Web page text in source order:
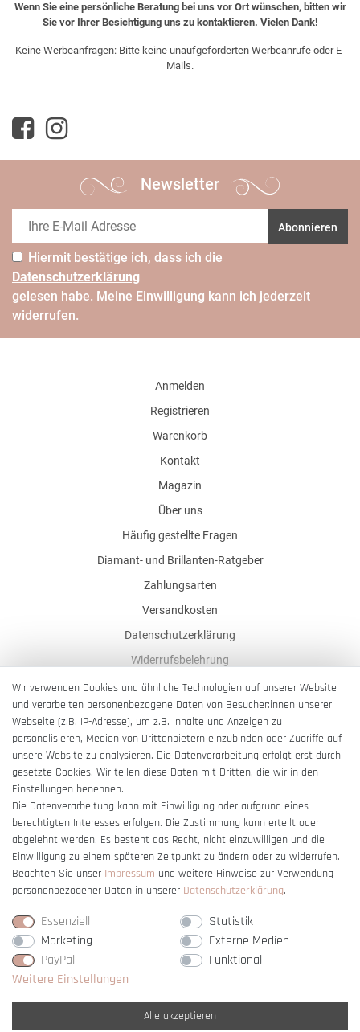
Wenn Sie eine persönliche Beratung bei uns vor Ort wünschen, bitten wir
Sie vor Ihrer Besichtigung uns zu kontaktieren. Vielen Dank!
Keine Werbeanfragen: Bitte keine unaufgeforderten Werbeanrufe oder E-
Mails.
Newsletter
Abonnieren
Hiermit bestätige ich, dass ich die
Daten­schutz­erklärung
gelesen habe. Meine Einwilligung kann ich jederzeit
widerrufen.
Anmelden
Registrieren
Warenkorb
Kontakt
Magazin
Über uns
Häufig gestellte Fragen
Diamant- und Brillanten-Ratgeber
Zahlungsarten
Versandkosten
Datenschutzerklärung
Widerrufsbelehrung
AGB
Impressum
Barrierefreiheitserklärung
Vertrag widerrufen
Wir verwenden Cookies und ähnliche Technologien auf unserer Website
und verarbeiten personenbezogene Daten von Besucher:innen unserer
Webseite (z.B. IP-Adresse), um z.B. Inhalte und Anzeigen zu
personalisieren, Medien von Drittanbietern einzubinden oder Zugriffe auf
unsere Website zu analysieren. Die Datenverarbeitung erfolgt erst durch
gesetzte Cookies. Wir teilen diese Daten mit Dritten, die wir in den
Einstellungen benennen.
Die Datenverarbeitung kann mit Einwilligung oder aufgrund eines
berechtigten Interesses erfolgen. Die Zustimmung kann erteilt oder
abgelehnt werden. Es besteht das Recht, nicht einzuwilligen und die
Einwilligung zu einem späteren Zeitpunkt zu ändern oder zu widerrufen.
Beachten Sie unser Impressum und weitere Hinweise zur Verwendung
personenbezogener Daten in unserer Daten­schutz­erklärung.
Essenziell
Statistik
Marketing
Externe Medien
PayPal
Funktional
Weitere Einstellungen
Alle akzeptieren